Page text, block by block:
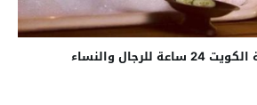
والنساء